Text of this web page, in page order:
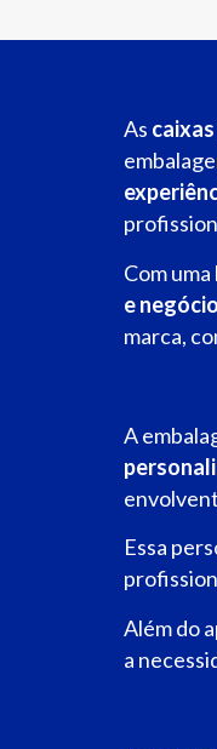
As
Com
e
marca,
A
Essa
Além do
a